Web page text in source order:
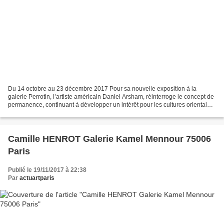
Du 14 octobre au 23 décembre 2017 Pour sa nouvelle exposition à la
galerie Perrotin, l’artiste américain Daniel Arsham, réinterroge le concept de
permanence, continuant à développer un intérêt pour les cultures orientales
Camille HENROT Galerie Kamel Mennour 75006
Paris
Publié le 19/11/2017 à 22:38
Par actuartparis